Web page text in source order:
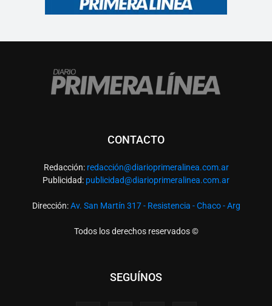
CONTACTO
Redacción: redacción@diarioprimeralinea.com.ar
Publicidad: publicidad@diarioprimeralinea.com.ar
Dirección:Av. San Martín 317 - Resistencia - Chaco - Arg
Todos los derechos reservados ©
SEGUÍNOS